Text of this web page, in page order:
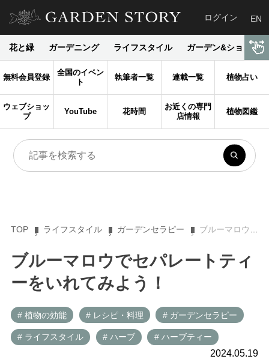
ログイン EN
花と緑 ガーデニング ライフスタイル ガーデン&ショップ
無料会員登録
全国のイベン
ト
執筆者一覧 連載一覧 植物占い
ウェブショッ
プ
YouTube 花時間
お近くの専門
店情報
植物図鑑
TOP ライフスタイル ガーデンセラピー ブルーマロウでセパレートティーをいれてみよう！
ブルーマロウでセパレートティ
ーをいれてみよう！
# 植物の効能 # レシピ・料理 # ガーデンセラピー
# ライフスタイル # ハーブ # ハーブティー
2024.05.19